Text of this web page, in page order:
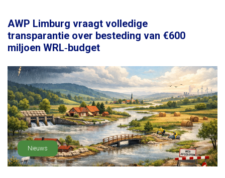
AWP Limburg vraagt volledige
transparantie over besteding van €600
miljoen WRL‑budget
Nieuws